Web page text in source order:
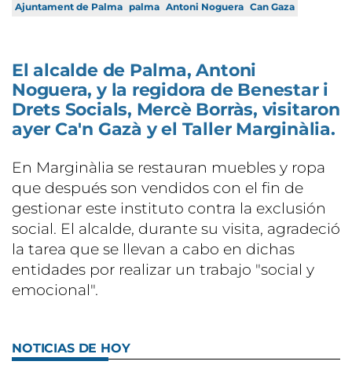
Ajuntament de Palma palma Antoni Noguera Can Gaza
El alcalde de Palma, Antoni
Noguera, y la regidora de Benestar i
Drets Socials, Mercè Borràs, visitaron
ayer Ca'n Gazà y el Taller Marginàlia.
En Marginàlia se restauran muebles y ropa
que después son vendidos con el fin de
gestionar este instituto contra la exclusión
social. El alcalde, durante su visita, agradeció
la tarea que se llevan a cabo en dichas
entidades por realizar un trabajo "social y
emocional".
NOTICIAS DE HOY